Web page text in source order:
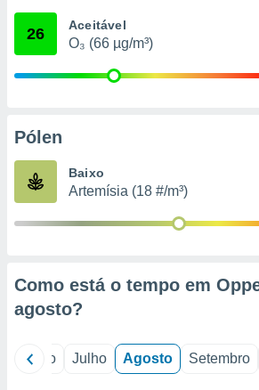
através
estudos
1199
26 Aceitável
O₃ (66 µg/m³)
Pólen
Baixo
Artemísia (18 #/m³)
Como está o tempo em
agosto?
Junho Julho Agosto Setembro